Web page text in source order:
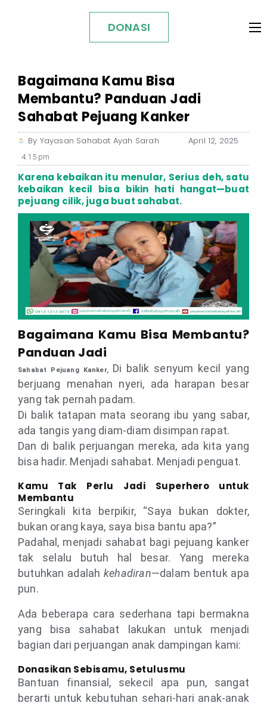
DONASI
Bagaimana Kamu Bisa
Membantu? Panduan Jadi
Sahabat Pejuang Kanker
By Yayasan Sahabat Ayah Sarah April 12, 2025
4:15 pm
Karena kebaikan itu menular, Serius deh, satu
kebaikan kecil bisa bikin hati hangat—buat
pejuang cilik, juga buat sahabat.
Bagaimana Kamu Bisa Membantu?
Panduan Jadi
Sahabat Pejuang Kanker, Di balik senyum kecil yang
berjuang menahan nyeri, ada harapan besar
yang tak pernah padam.
Di balik tatapan mata seorang ibu yang sabar,
ada tangis yang diam-diam disimpan rapat.
Dan di balik perjuangan mereka, ada kita yang
bisa hadir. Menjadi sahabat. Menjadi penguat.
Kamu Tak Perlu Jadi Superhero untuk
Membantu
Seringkali kita berpikir, “Saya bukan dokter,
bukan orang kaya, saya bisa bantu apa?”
Padahal, menjadi sahabat bagi pejuang kanker
tak selalu butuh hal besar. Yang mereka
butuhkan adalah kehadiran—dalam bentuk apa
pun.
Ada beberapa cara sederhana tapi bermakna
yang bisa sahabat lakukan untuk menjadi
bagian dari perjuangan anak dampingan kami:
Donasikan Sebisamu, Setulusmu
Bantuan finansial, sekecil apa pun, sangat
berarti untuk kebutuhan sehari-hari anak-anak